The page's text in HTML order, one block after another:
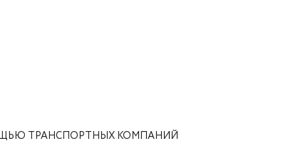
ТРАНСПОРТНЫХ КОМПАНИЙ